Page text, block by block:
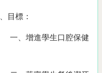
口腔保健